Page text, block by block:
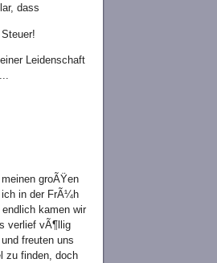
dass
Leidenschaft
groÃŸen
in der FrÃ¼h
kamen wir
verlief vÃ¶llig
freuten uns
zu finden, doch